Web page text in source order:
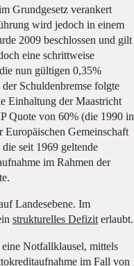
Grundgesetz verankert
wird jedoch in einem
2009 beschlossen und gilt
eine schrittweise
nun gültigen 0,35%
Schuldenbremse folgte
Einhaltung der Maastricht
Quote von 60% (die 1990 in
Gemeinschaft
seit 1969 geltende
im Rahmen der
Landesebene. Im
strukturelles Defiziterlaubt.
Notfallklausel, mittels
im Fall von